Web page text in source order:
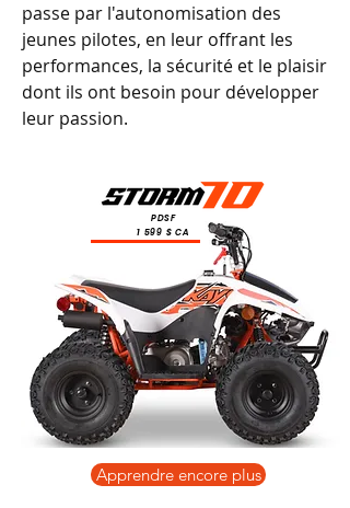
passe par l'autonomisation des
jeunes pilotes, en leur offrant les
performances, la sécurité et le plaisir
dont ils ont besoin pour développer
leur passion.
PDSF
1 599 $ CA
Apprendre encore plus